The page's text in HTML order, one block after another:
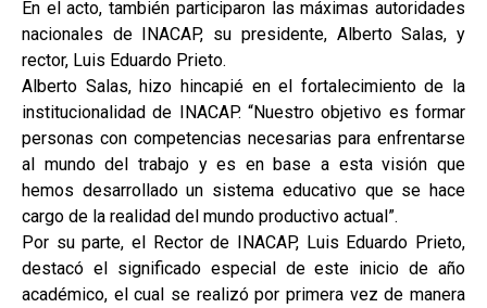
En el acto, también participaron las máximas autoridades
nacionales de INACAP, su presidente, Alberto Salas, y
rector, Luis Eduardo Prieto.
Alberto Salas, hizo hincapié en el fortalecimiento de la
institucionalidad de INACAP. “Nuestro objetivo es formar
personas con competencias necesarias para enfrentarse
al mundo del trabajo y es en base a esta visión que
hemos desarrollado un sistema educativo que se hace
cargo de la realidad del mundo productivo actual”.
Por su parte, el Rector de INACAP, Luis Eduardo Prieto,
destacó el significado especial de este inicio de año
académico, el cual se realizó por primera vez de manera